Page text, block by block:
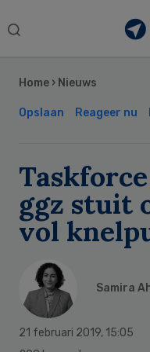
Search
Home › Nieuws
Opslaan Reageer nu
ggz stuit
vol
Samira
21 februari 2019, 15:05
Sidebar